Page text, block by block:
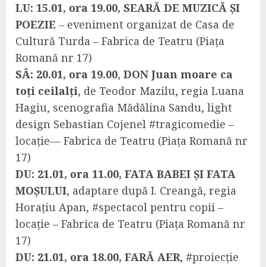
LU: 15.01, ora 19.00, SEARĂ DE MUZICĂ ȘI
POEZIE – eveniment organizat de Casa de
Cultură Turda – Fabrica de Teatru (Piața
Romană nr 17)
SÂ: 20.01, ora 19.00, DON Juan moare ca
toți ceilalți, de Teodor Mazilu, regia Luana
Hagiu, scenografia Mădălina Sandu, light
design Sebastian Cojenel #tragicomedie –
locație— Fabrica de Teatru (Piața Romană nr
17)
DU: 21.01, ora 11.00, FATA BABEI ȘI FATA
MOȘULUI, adaptare după I. Creangă, regia
Horațiu Apan, #spectacol pentru copii –
locație – Fabrica de Teatru (Piața Romană nr
17)
DU: 21.01, ora 18.00, FARĂ AER, #proiecție